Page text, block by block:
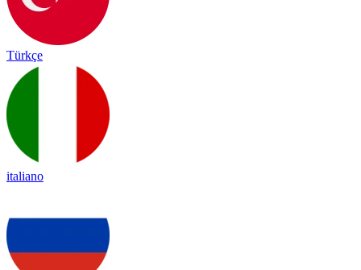
Türkçe
italiano